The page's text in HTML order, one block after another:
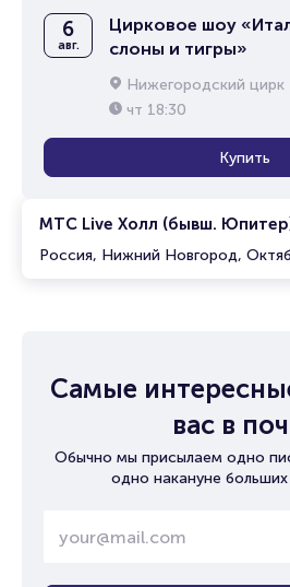
МТС Live Холл (бывш.
Россия, Нижний Новгород,
6
авг.
Цирковое шоу
слоны и тигры»
Нижегородский цирк
чт 18:30
Купить
Самые
вас в
Обычно мы присылаем одно
одно накануне